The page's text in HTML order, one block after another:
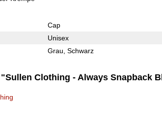
Cap
Unisex
Grau, Schwarz
Clothing - Always Snapback